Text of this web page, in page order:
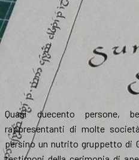
Quasi duecento persone,
rappresentanti di molte
persino un nutrito gruppetto di